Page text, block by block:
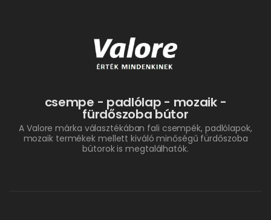
csempe - padlólap - mozaik -
fürdőszoba bútor
A Valore márka választékában fali csempék, padlólapok,
mozaik termékek mellett kiváló minőségű fürdőszoba
bútorok is megtalálhatók.